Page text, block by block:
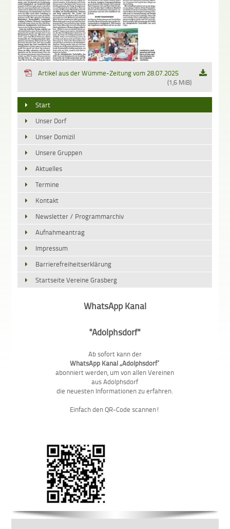
Artikel aus der Wümme-Zeitung vom 28.07.2025
(1,6 MiB)
Start
Unser Dorf
Unser Domizil
Unsere Gruppen
Aktuelles
Termine
Kontakt
Newsletter / Programmarchiv
Aufnahmeantrag
Impressum
Barrierefreiheitserklärung
Startseite Vereine Grasberg
WhatsApp Kanal
"Adolphsdorf"
Ab sofort kann der
WhatsApp Kanal „Adolphsdorf“
abonniert werden, um von allen Vereinen
aus Adolphsdorf
die neuesten Informationen zu erfahren.
Einfach den QR-Code scannen!